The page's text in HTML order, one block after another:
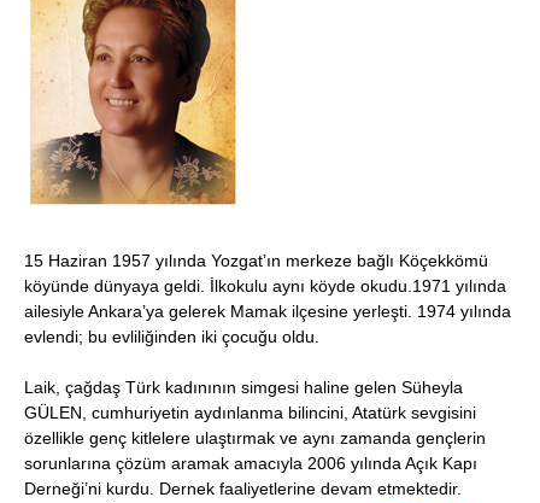
15 Haziran 1957 yılında Yozgat’ın merkeze bağlı Köçekkömü
köyünde dünyaya geldi. İlkokulu aynı köyde okudu.1971 yılında
ailesiyle Ankara’ya gelerek Mamak ilçesine yerleşti. 1974 yılında
evlendi; bu evliliğinden iki çocuğu oldu.
Laik, çağdaş Türk kadınının simgesi haline gelen Süheyla
GÜLEN, cumhuriyetin aydınlanma bilincini, Atatürk sevgisini
özellikle genç kitlelere ulaştırmak ve aynı zamanda gençlerin
sorunlarına çözüm aramak amacıyla 2006 yılında Açık Kapı
Derneği’ni kurdu. Dernek faaliyetlerine devam etmektedir.